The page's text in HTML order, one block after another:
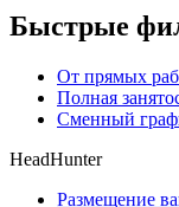
Быстрые
От прямых
Полная
Сменный
HeadHunter
Размещение